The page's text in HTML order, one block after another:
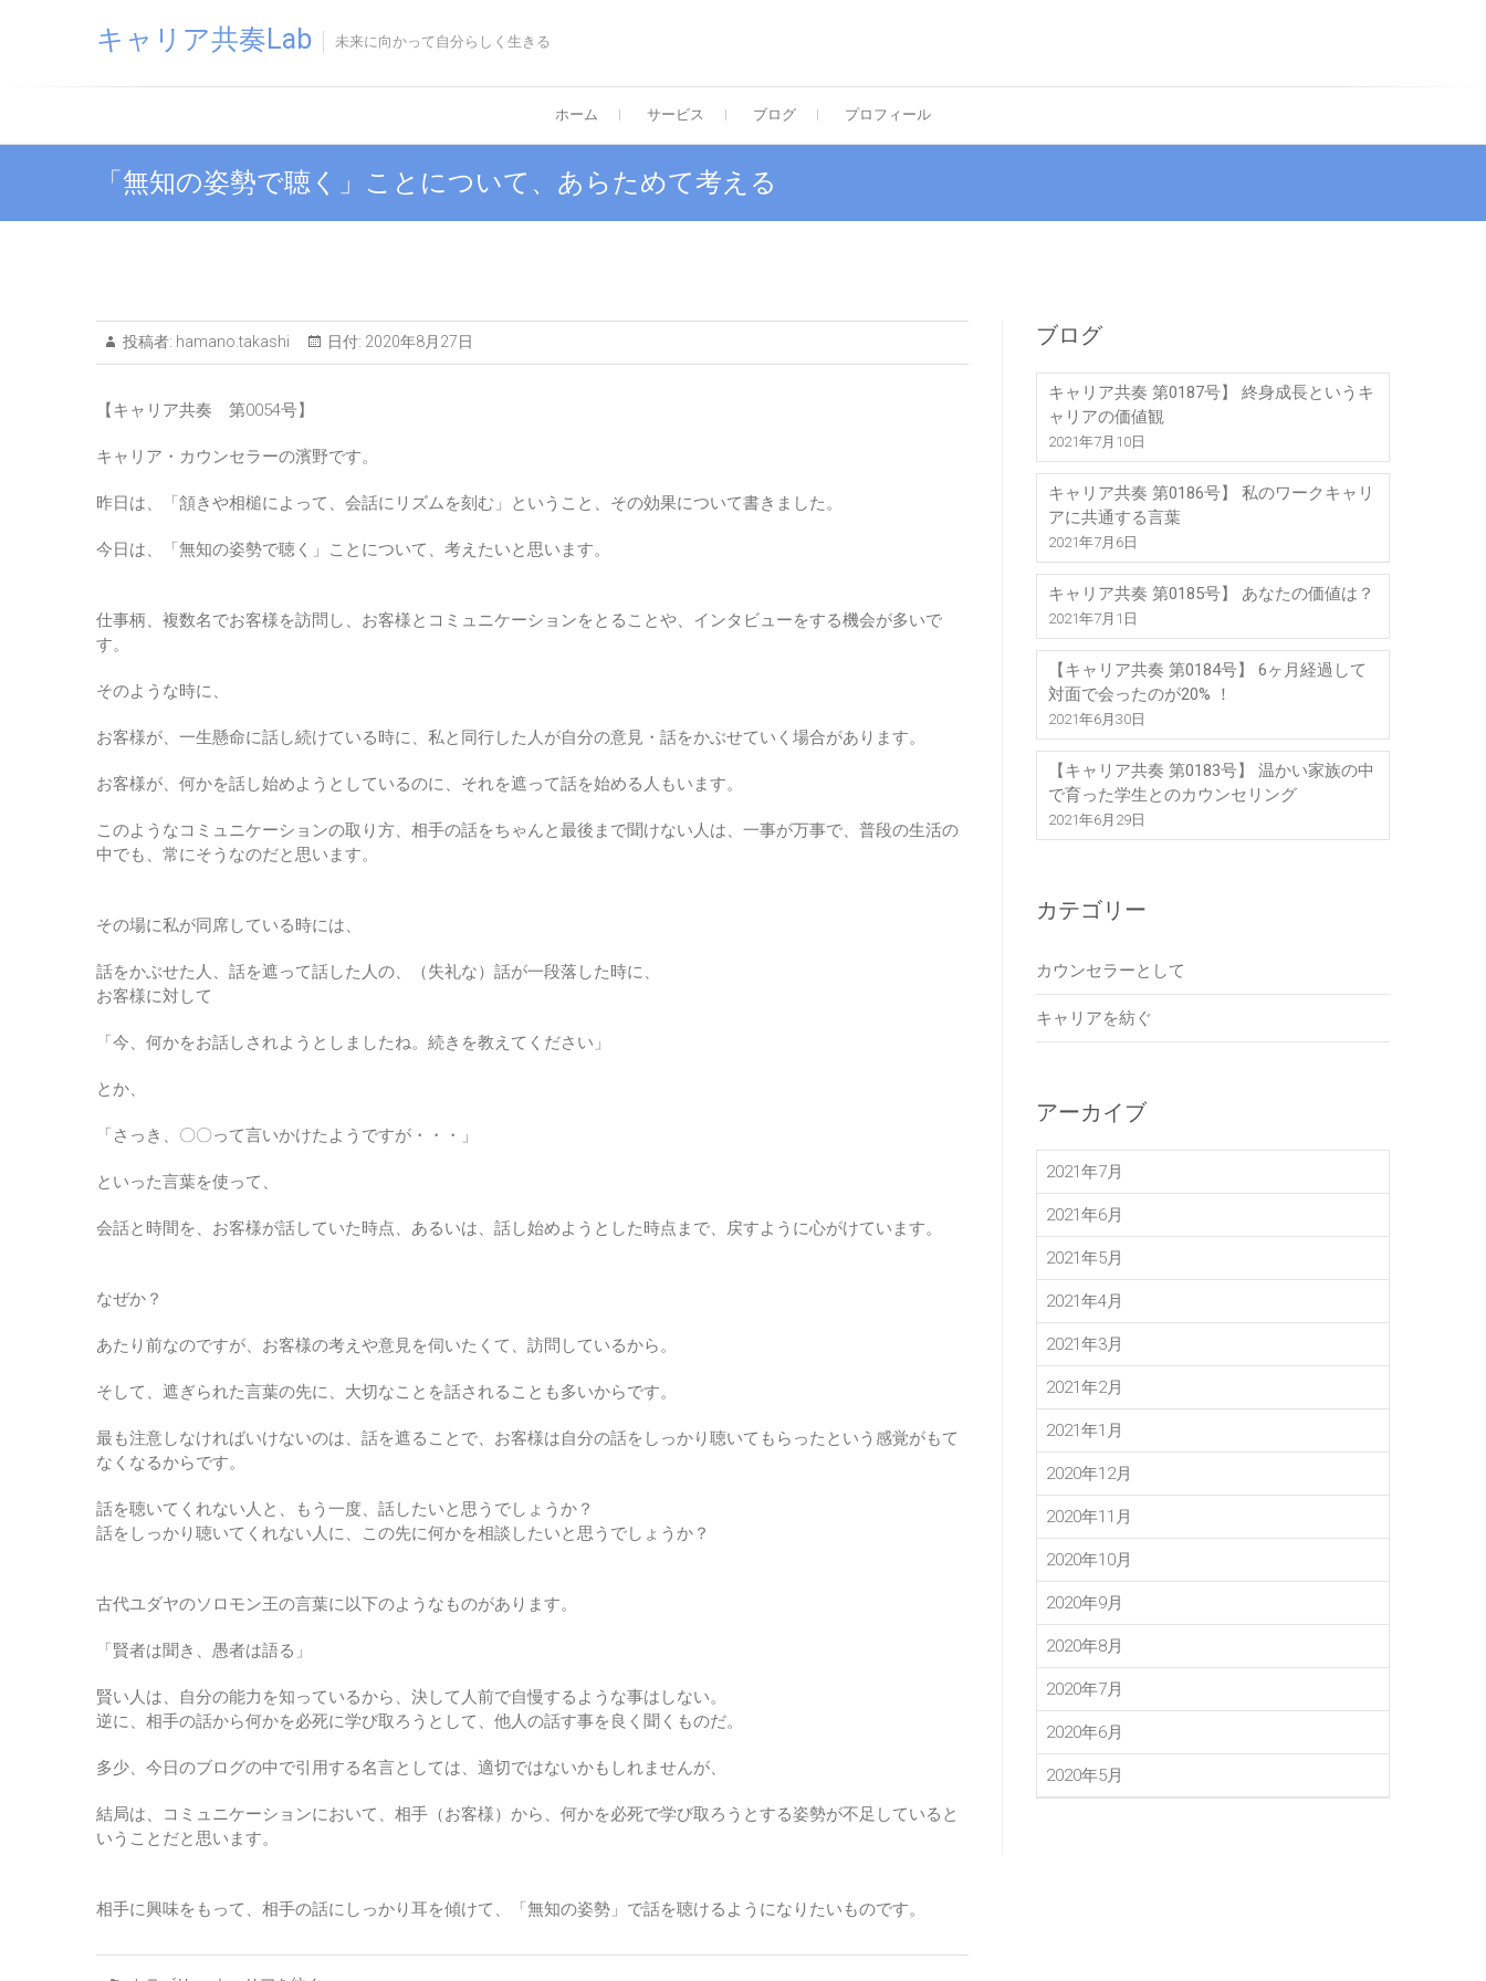
キャリア共奏Lab 未来に向かって自分らしく生きる
ホーム サービス ブログ プロフィール
「無知の姿勢で聴く」ことについて、あらためて考える
投稿者: hamano.takashi 日付: 2020年8月27日
【キャリア共奏 第0054号】
キャリア・カウンセラーの濱野です。
昨日は、「頷きや相槌によって、会話にリズムを刻む」ということ、その効果について書きました。
今日は、「無知の姿勢で聴く」ことについて、考えたいと思います。
仕事柄、複数名でお客様を訪問し、お客様とコミュニケーションをとることや、インタビューをする機会が多いで
す。
そのような時に、
お客様が、一生懸命に話し続けている時に、私と同行した人が自分の意見・話をかぶせていく場合があります。
お客様が、何かを話し始めようとしているのに、それを遮って話を始める人もいます。
このようなコミュニケーションの取り方、相手の話をちゃんと最後まで聞けない人は、一事が万事で、普段の生活の
中でも、常にそうなのだと思います。
その場に私が同席している時には、
話をかぶせた人、話を遮って話した人の、（失礼な）話が一段落した時に、
お客様に対して
「今、何かをお話しされようとしましたね。続きを教えてください」
とか、
「さっき、〇〇って言いかけたようですが・・・」
といった言葉を使って、
会話と時間を、お客様が話していた時点、あるいは、話し始めようとした時点まで、戻すように心がけています。
なぜか？
あたり前なのですが、お客様の考えや意見を伺いたくて、訪問しているから。
そして、遮ぎられた言葉の先に、大切なことを話されることも多いからです。
最も注意しなければいけないのは、話を遮ることで、お客様は自分の話をしっかり聴いてもらったという感覚がもて
なくなるからです。
話を聴いてくれない人と、もう一度、話したいと思うでしょうか？
話をしっかり聴いてくれない人に、この先に何かを相談したいと思うでしょうか？
古代ユダヤのソロモン王の言葉に以下のようなものがあります。
「賢者は聞き、愚者は語る」
賢い人は、自分の能力を知っているから、決して人前で自慢するような事はしない。
逆に、相手の話から何かを必死に学び取ろうとして、他人の話す事を良く聞くものだ。
多少、今日のブログの中で引用する名言としては、適切ではないかもしれませんが、
結局は、コミュニケーションにおいて、相手（お客様）から、何かを必死で学び取ろうとする姿勢が不足していると
いうことだと思います。
相手に興味をもって、相手の話にしっかり耳を傾けて、「無知の姿勢」で話を聴けるようになりたいものです。
ブログ
キャリア共奏 第0187号】 終身成長というキ
ャリアの価値観
2021年7月10日
キャリア共奏 第0186号】 私のワークキャリ
アに共通する言葉
2021年7月6日
キャリア共奏 第0185号】 あなたの価値は？
2021年7月1日
【キャリア共奏 第0184号】 6ヶ月経過して
対面で会ったのが20% ！
2021年6月30日
【キャリア共奏 第0183号】 温かい家族の中
で育った学生とのカウンセリング
2021年6月29日
カテゴリー
カウンセラーとして
キャリアを紡ぐ
アーカイブ
2021年7月
2021年6月
2021年5月
2021年4月
2021年3月
2021年2月
2021年1月
2020年12月
2020年11月
2020年10月
2020年9月
2020年8月
2020年7月
2020年6月
2020年5月